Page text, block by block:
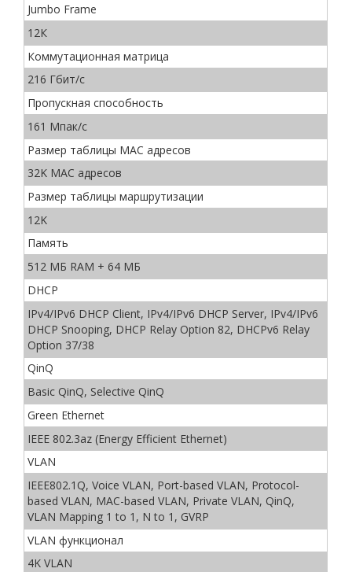
Jumbo Frame
12К
Коммутационная матрица
216 Гбит/с
Пропускная способность
161 Мпак/с
Размер таблицы MAC адресов
32K MAC адресов
Размер таблицы маршрутизации
12K
Память
512 МБ RAM + 64 МБ
DHCP
IPv4/IPv6 DHCP Client, IPv4/IPv6 DHCP Server, IPv4/IPv6
DHCP Snooping, DHCP Relay Option 82, DHCPv6 Relay
Option 37/38
QinQ
Basic QinQ, Selective QinQ
Green Ethernet
IEEE 802.3az (Energy Efficient Ethernet)
VLAN
IEEE802.1Q, Voice VLAN, Port-based VLAN, Protocol-
based VLAN, MAC-based VLAN, Private VLAN, QinQ,
VLAN Mapping 1 to 1, N to 1, GVRP
VLAN функционал
4K VLAN